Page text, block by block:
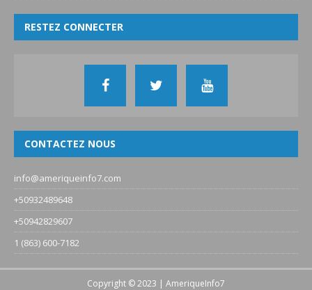
RESTEZ CONNECTER
CONTACTEZ NOUS
info@ameriqueinfo7.com
+50932489648
+50942829607
1 (863) 600-7182
Copyright © 2023 | AmeriqueInfo7